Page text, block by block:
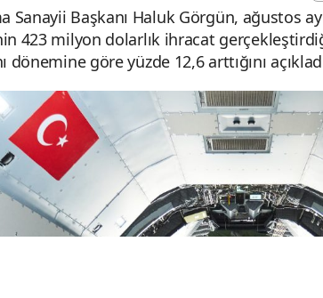
Sanayii Başkanı Haluk Görgün, ağustos
423 milyon dolarlık ihracat
dönemine göre yüzde 12,6 arttığını